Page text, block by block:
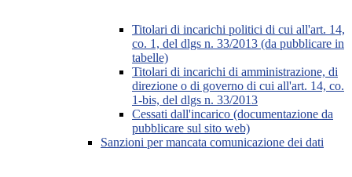
Titolari di incarichi politici di cui all'art. 14,
co. 1, del dlgs n. 33/2013 (da pubblicare in
tabelle)
Titolari di incarichi di amministrazione, di
direzione o di governo di cui all'art. 14, co.
1-bis, del dlgs n. 33/2013
Cessati dall'incarico (documentazione da
pubblicare sul sito web)
Sanzioni per mancata comunicazione dei dati